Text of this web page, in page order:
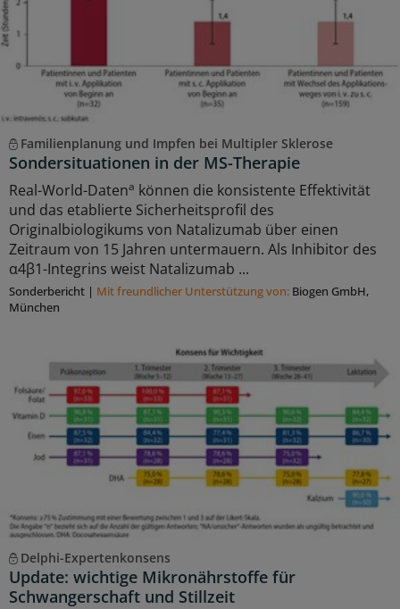
Familienplanung und Impfen bei Multipler Sklerose
Sondersituationen in der MS-Therapie
Real-World-Datena können die konsistente Effektivität
und das etablierte Sicherheitsprofil des
Originalbiologikums von Natalizumab über einen
Zeitraum von 15 Jahren untermauern. Als Inhibitor des
α4β1-Integrins weist Natalizumab ...
Sonderbericht | Mit freundlicher Unterstützung von: Biogen GmbH,
München
Delphi-Expertenkonsens
Update: wichtige Mikronährstoffe für
Schwangerschaft und Stillzeit